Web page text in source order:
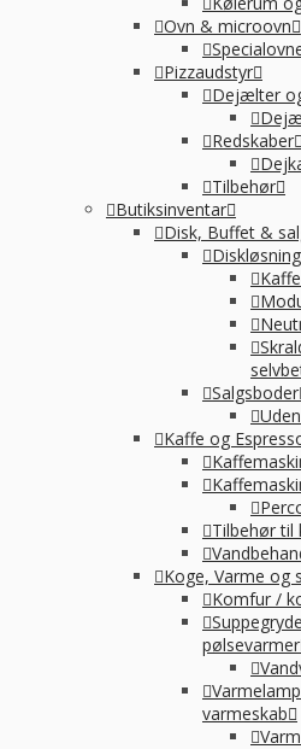
Ovn & microovn
Pizzaudstyr
Dejælter
Redskaber
Tilbehør
Butiksinventar
Disk, Buffet &
Salgsboder
Kaffe og
Tilbehør til
Koge, Varme og
Komfur /
pølsevarmer
varmeskab